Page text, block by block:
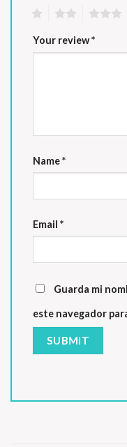
Your review*
Name*
Email *
Guarda mi
este navegador